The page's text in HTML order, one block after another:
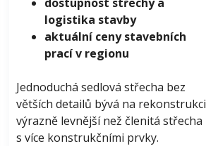
logistika stavby
aktuální ceny stavebních
prací v regionu
Jednoduchá sedlová střecha bez
větších detailů bývá na rekonstrukci
výrazně levnější než členitá střecha
s více konstrukčními prvky.